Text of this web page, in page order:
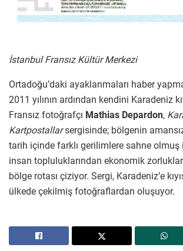
İstanbul Fransız Kültür Merkezi
Ortadoğu’daki ayaklanmaları haber
2011 yılının ardından kendini Karadeniz
Fransız fotoğrafçı Mathias Depardon,
Kartpostallarsergisinde; bölgenin
tarih içinde farklı gerilimlere sahne olmuş
insan topluluklarından ekonomik
bölge rotası çiziyor. Sergi, Karadeniz’e
ülkede çekilmiş fotoğraflardan oluşuyor.